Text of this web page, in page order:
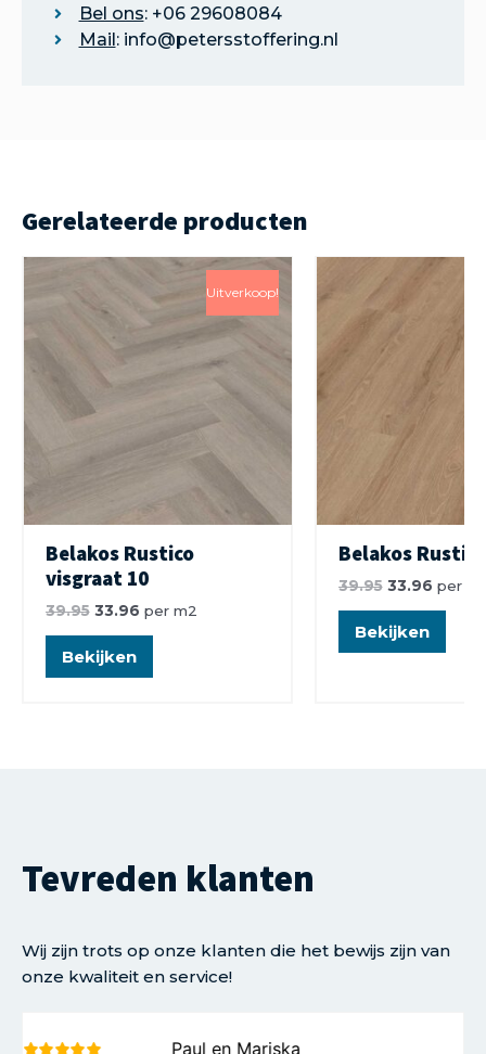
Bel ons: +06 29608084
Mail: info@petersstoffering.nl
Gerelateerde producten
Uitverkoop!
Belakos Rustico
visgraat 10
39.95 33.96 per m2
Bekijken
Belakos
39.95 33.96 per
Bekijken
Tevreden klanten
Wij zijn trots op onze klanten die het bewijs zijn van
onze kwaliteit en service!